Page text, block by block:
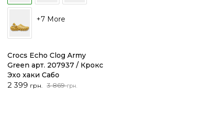
+7 More
Crocs Echo Clog Army
Green арт. 207937 / Крокс
Эхо хаки Сабо
3 869грн.
Первоначальная
2 399 грн.
Текущая